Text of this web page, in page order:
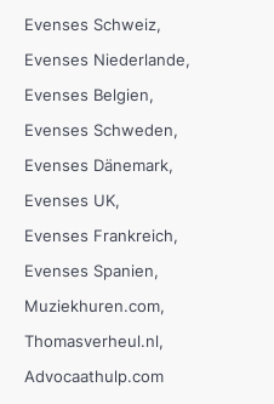
Evenses Schweiz
Evenses Niederlande
Evenses Belgien
Evenses Schweden
Evenses Dänemark
Evenses UK
Evenses Frankreich
Evenses Spanien
Muziekhuren.com
Thomasverheul.nl
Advocaathulp.com